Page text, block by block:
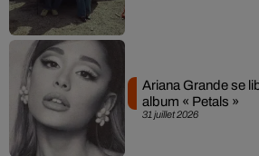
31 juillet 2026
Ariana Grande se
album « Petals »